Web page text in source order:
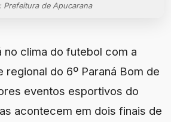
Prefeitura de Apucarana
no clima do futebol com a
regional do 6º Paraná Bom de
eventos esportivos do
acontecem em dois finais de